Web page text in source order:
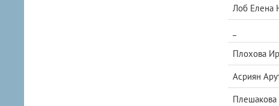
Лоб Елена
Плохова
Асриян
Плешакова